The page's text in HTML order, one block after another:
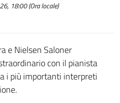
18:00 (Ora locale)
e Nielsen Saloner
con il pianista
i più importanti interpreti